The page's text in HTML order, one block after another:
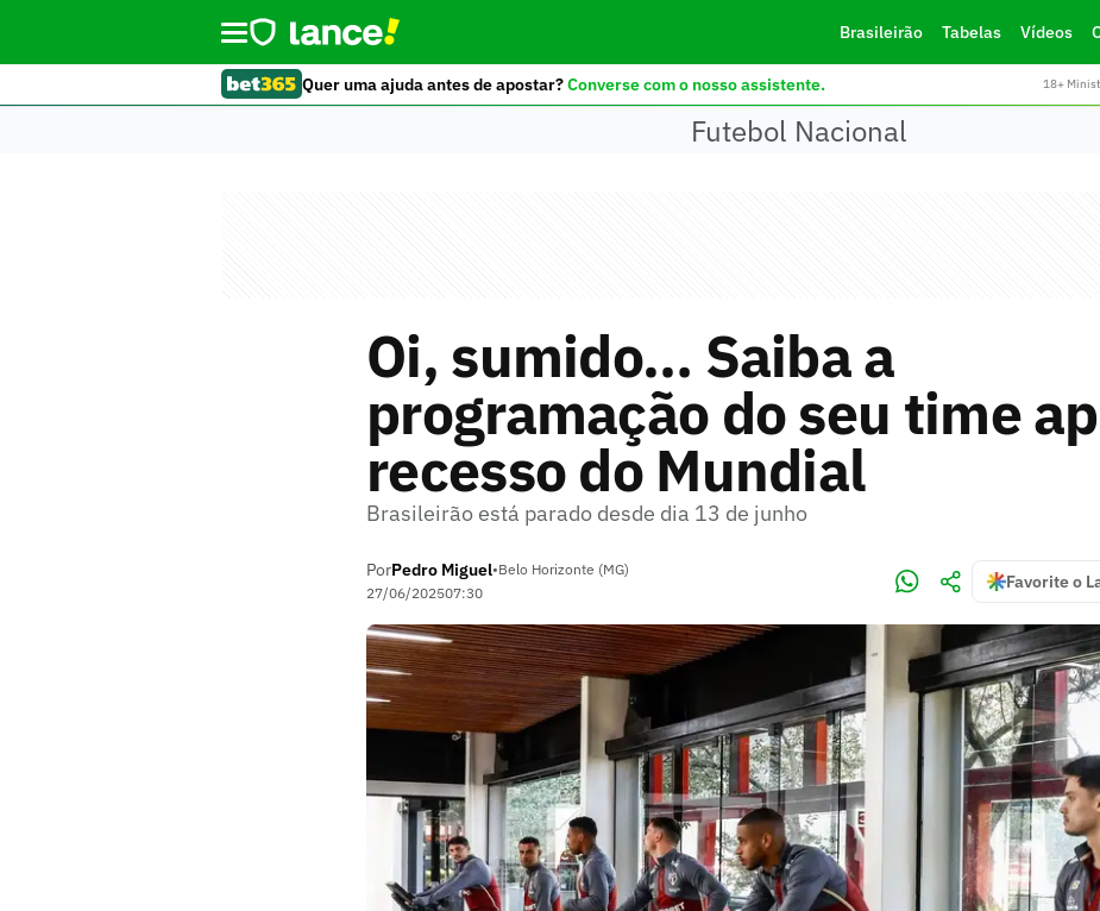
Brasileirão Tabelas Vídeos
Quer uma ajuda antes de apostar?Converse com o nosso assistente. 18+
Futebol Nacional
Oi, sumido… Saiba a
programação do seu time
recesso do Mundial
Brasileirão está parado desde dia 13 de junho
PorPedro Miguel•Belo Horizonte (MG)
27/06/202507:30
Favorite o